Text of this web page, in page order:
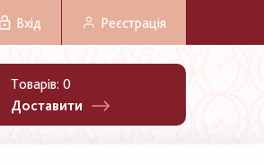
Вхід Реєстрація
Товарів: 0
Доставити